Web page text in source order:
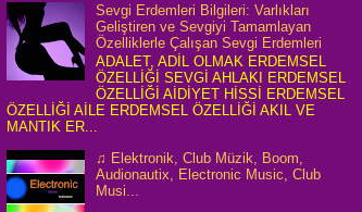
Sevgi Erdemleri Bilgileri: Varlıkları
Geliştiren ve Sevgiyi Tamamlayan
Özelliklerle Çalışan Sevgi Erdemleri
ADALET, ADİL OLMAK ERDEMSEL
ÖZELLİĞİ SEVGİ AHLAKI ERDEMSEL
ÖZELLİĞİ AİDİYET HİSSİ ERDEMSEL
ÖZELLİĞİ AİLE ERDEMSEL ÖZELLİĞİ AKIL VE
MANTIK ER...
♫ Elektronik, Club Müzik, Boom,
Audionautix, Electronic Music, Club
Musi...